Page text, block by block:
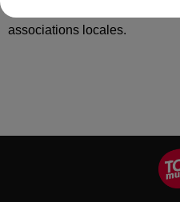
associations locales.